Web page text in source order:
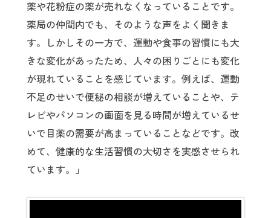
薬や花粉症の薬が売れなくなっていることです。
薬局の仲間内でも、そのような声をよく聞きま
す。しかしその一方で、運動や食事の習慣にも大
きな変化があったため、人々の困りごとにも変化
が現れていることを感じています。例えば、運動
不足のせいで便秘の相談が増えていることや、テ
レビやパソコンの画面を見る時間が増えているせ
いで目薬の需要が高まっていることなどです。改
めて、健康的な生活習慣の大切さを実感させられ
ています。」